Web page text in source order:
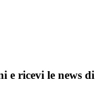
e ricevi le news